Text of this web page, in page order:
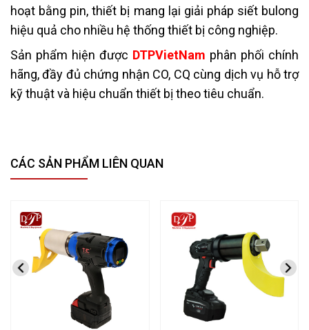
hoạt bằng pin, thiết bị mang lại giải pháp siết bulong
hiệu quả cho nhiều hệ thống thiết bị công nghiệp.
Sản phẩm hiện được DTPVietNam phân phối chính
hãng, đầy đủ chứng nhận CO, CQ cùng dịch vụ hỗ trợ
kỹ thuật và hiệu chuẩn thiết bị theo tiêu chuẩn.
CÁC SẢN PHẨM LIÊN QUAN